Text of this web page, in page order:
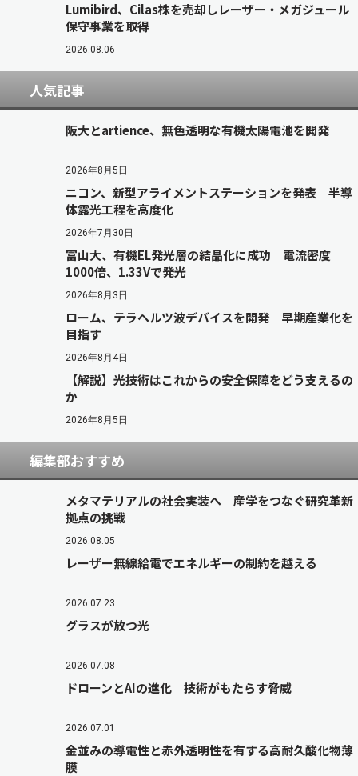
Lumibird、Cilas株を売却しレーザー・メガジュール
保守事業を取得
2026.08.06
人気記事
阪大とartience、無色透明な有機太陽電池を開発
2026年8月5日
ニコン、新型アライメントステーションを発表 半導
体露光工程を高度化
2026年7月30日
富山大、有機EL発光層の結晶化に成功 電流密度
1000倍、1.33Vで発光
2026年8月3日
ローム、テラヘルツ波デバイスを開発 早期産業化を
目指す
2026年8月4日
【解説】光技術はこれからの安全保障をどう支えるの
か
2026年8月5日
編集部おすすめ
メタマテリアルの社会実装へ 産学をつなぐ研究革新
拠点の挑戦
2026.08.05
レーザー無線給電でエネルギーの制約を越える
2026.07.23
グラスが放つ光
2026.07.08
ドローンとAIの進化 技術がもたらす脅威
2026.07.01
金並みの導電性と赤外透明性を有する高耐久酸化物薄
膜